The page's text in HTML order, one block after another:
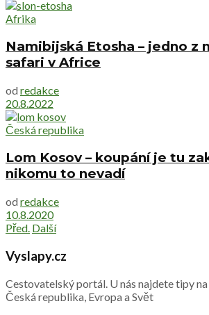
Afrika
Namibijská Etosha – jedno z
safari v Africe
od redakce
20.8.2022
Česká republika
Lom Kosov – koupání je tu
nikomu to nevadí
od redakce
10.8.2020
Před. Další
Vyslapy.cz
Cestovatelský portál. U nás najdete tipy
Česká republika, Evropa a Svět